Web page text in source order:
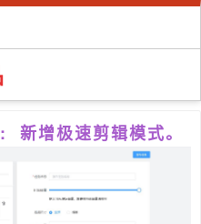
新增极速剪辑模式。